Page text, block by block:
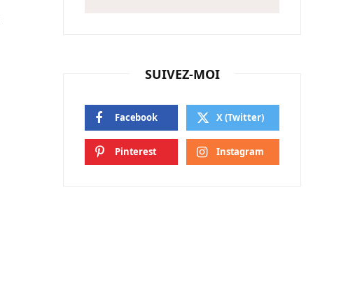
SUIVEZ-MOI
Facebook X (Twitter)
Pinterest Instagram